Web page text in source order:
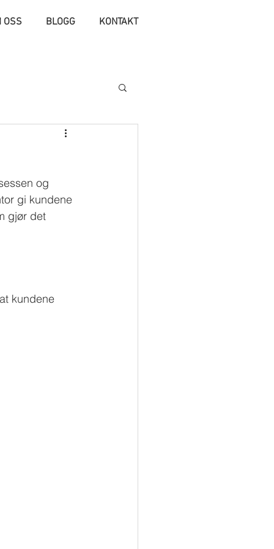
OSS BLOGG KONTAKT
og
gi kundene
gjør det
kundene